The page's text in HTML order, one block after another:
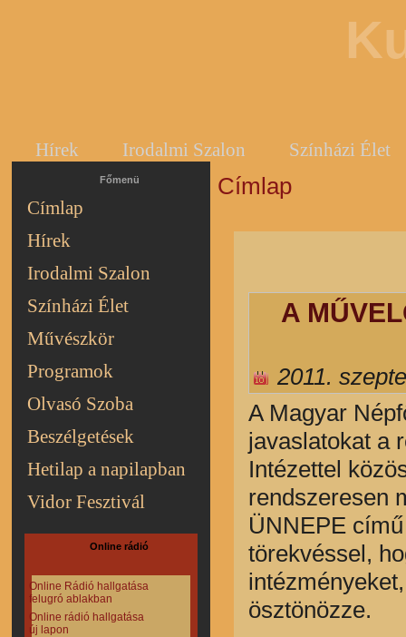
Hírek Irodalmi Szalon Színházi Élet
Főmenü
Címlap
Hírek
Irodalmi Szalon
Színházi Élet
Művészkör
Programok
Olvasó Szoba
Beszélgetések
Hetilap a napilapban
Vidor Fesztivál
Online rádió
Online Rádió hallgatása
felugró ablakban
Online rádió hallgatása
új lapon
Jelenlegi hely
Címlap
A
2011.
A Magyar
javaslatokat a
Intézettel
rendszeresen
ÜNNEPE
törekvéssel,
ösztönözze.